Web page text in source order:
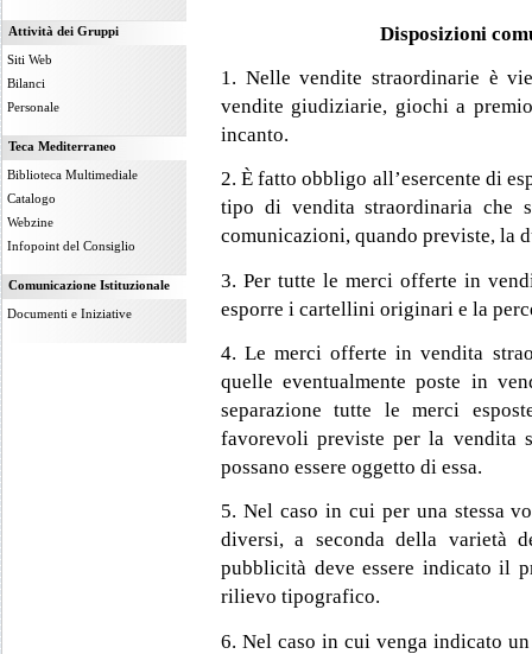
Attività dei Gruppi
Siti Web
Bilanci
Personale
Teca Mediterraneo
Biblioteca Multimediale
Catalogo
Webzine
Infopoint del Consiglio
Comunicazione Istituzionale
Documenti e Iniziative
Disposizioni
1. Nelle vendite straordinarie è
vendite giudiziarie, giochi a
incanto.
2. È fatto obbligo all’esercente di
tipo di vendita straordinaria che
comunicazioni, quando previste, la
3. Per tutte le merci offerte in
esporre i cartellini originari e la
4. Le merci offerte in vendita
quelle eventualmente poste in
separazione tutte le merci
favorevoli previste per la vendita
possano essere oggetto di essa.
5. Nel caso in cui per una stessa
diversi, a seconda della varietà
pubblicità deve essere indicato il
rilievo tipografico.
6. Nel caso in cui venga indicato